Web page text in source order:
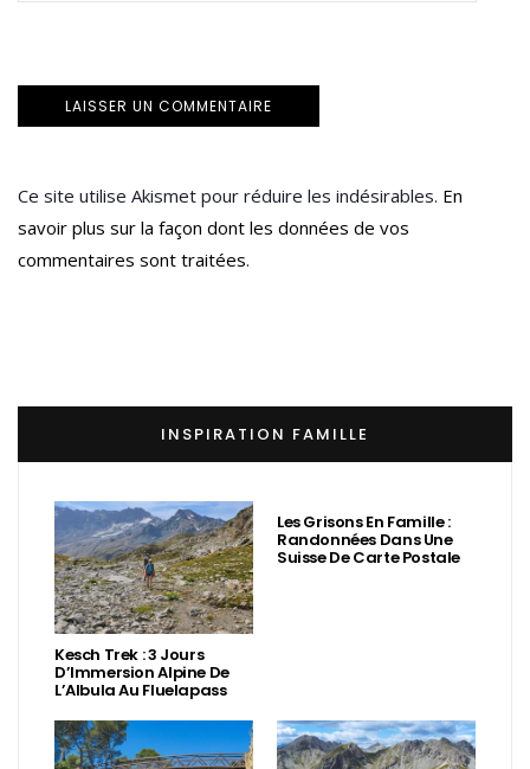
Ce site utilise Akismet pour réduire les indésirables. En
savoir plus sur la façon dont les données de vos
commentaires sont traitées.
INSPIRATION FAMILLE
Kesch Trek : 3 Jours
D’Immersion Alpine De
L’Albula Au Fluelapass
Les Grisons En Famille :
Randonnées Dans Une
Suisse De Carte Postale